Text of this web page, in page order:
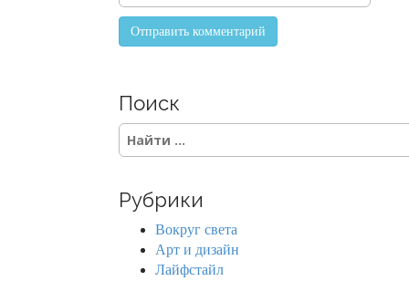
Поиск
S
e
c
Рубрики
Вокруг света
Арт и дизайн
Лайфстайл